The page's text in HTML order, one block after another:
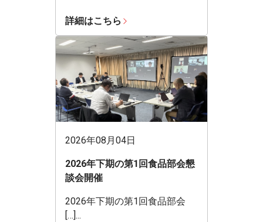
詳細はこちら
2026年08月04日
2026年下期の第1回食品部会懇
談会開催
2026年下期の第1回食品部会
[…]...